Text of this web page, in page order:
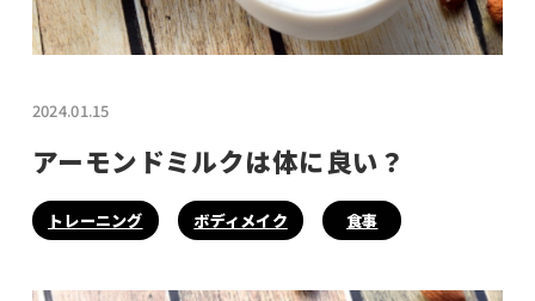
2024.01.15
アーモンドミルクは体に良い？
トレーニング ボディメイク 食事